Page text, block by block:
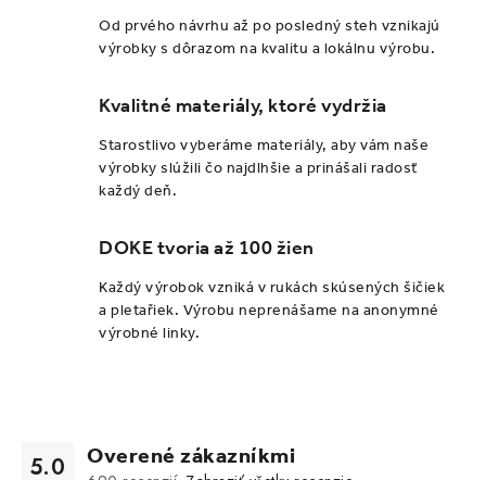
Od prvého návrhu až po posledný steh vznikajú
výrobky s dôrazom na kvalitu a lokálnu výrobu.
Kvalitné materiály, ktoré vydržia
Starostlivo vyberáme materiály, aby vám naše
výrobky slúžili čo najdlhšie a prinášali radosť
každý deň.
DOKE tvoria až 100 žien
Každý výrobok vzniká v rukách skúsených šičiek
a pletařiek. Výrobu neprenášame na anonymné
výrobné linky.
5.0 Overené zákazníkmi